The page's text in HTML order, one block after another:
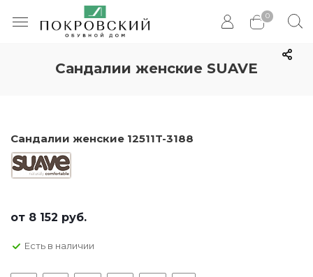
0
Сандалии женские SUAVE
Сандалии женские 12511T-3188
от 8 152 руб.
Есть в наличии